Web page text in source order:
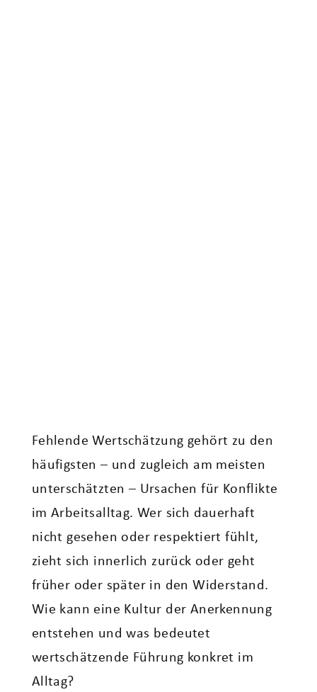
Fehlende Wertschätzung gehört zu den
häufigsten – und zugleich am meisten
unterschätzten – Ursachen für Konflikte
im Arbeitsalltag. Wer sich dauerhaft
nicht gesehen oder respektiert fühlt,
zieht sich innerlich zurück oder geht
früher oder später in den Widerstand.
Wie kann eine Kultur der Anerkennung
entstehen und was bedeutet
wertschätzende Führung konkret im
Alltag?